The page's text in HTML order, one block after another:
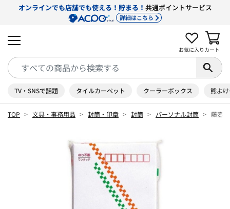
オンラインでも店舗でも使える！貯まる！ 共通ポイントサービス
詳細はこちら
お気に入り カート
TV・SNSで話題 タイルカーペット クーラーボックス 熊よ
TOP 文具・事務用品 封筒・印章 封筒 パーソナル封筒 藤壺